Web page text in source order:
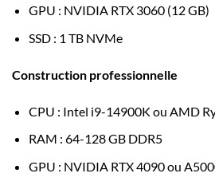
GPU : NVIDIA RTX 3060 (12 GB)
SSD : 1 TB NVMe
Construction professionnelle
CPU : Intel i9-14900K ou AMD
RAM : 64-128 GB DDR5
GPU : NVIDIA RTX 4090 ou